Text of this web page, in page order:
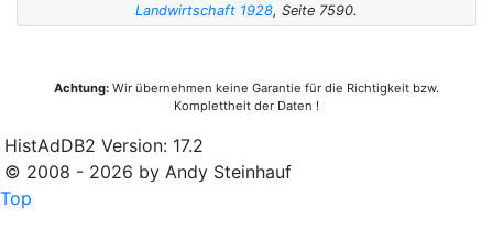
Landwirtschaft 1928, Seite 7590.
Achtung: Wir übernehmen keine Garantie für die Richtigkeit bzw.
Komplettheit der Daten !
HistAdDB2 Version: 17.2
© 2008 - 2026 by Andy Steinhauf
Top